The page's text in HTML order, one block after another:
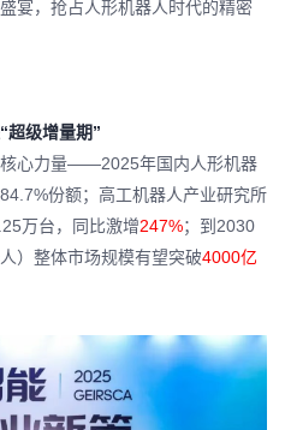
宴，抢占人形机器人时代的精密
超级增量期”
心力量——2025年国内人形机器
份额；高工机器人产业研究所
万台，同比激增247%；到2030
）整体市场规模有望突破4000亿